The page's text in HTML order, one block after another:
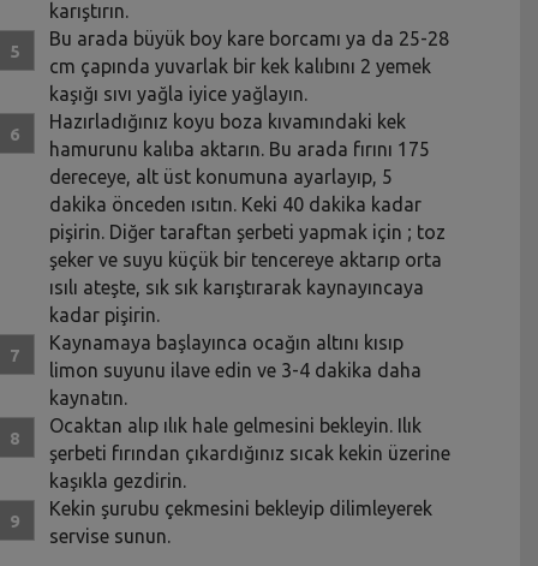
karıştırın.
Bu arada büyük boy kare borcamı ya da 25-28
cm çapında yuvarlak bir kek kalıbını 2 yemek
kaşığı sıvı yağla iyice yağlayın.
Hazırladığınız koyu boza kıvamındaki kek
hamurunu kalıba aktarın. Bu arada fırını 175
dereceye, alt üst konumuna ayarlayıp, 5
dakika önceden ısıtın. Keki 40 dakika kadar
pişirin. Diğer taraftan şerbeti yapmak için ; toz
şeker ve suyu küçük bir tencereye aktarıp orta
ısılı ateşte, sık sık karıştırarak kaynayıncaya
kadar pişirin.
Kaynamaya başlayınca ocağın altını kısıp
limon suyunu ilave edin ve 3-4 dakika daha
kaynatın.
Ocaktan alıp ılık hale gelmesini bekleyin. Ilık
şerbeti fırından çıkardığınız sıcak kekin üzerine
kaşıkla gezdirin.
Kekin şurubu çekmesini bekleyip dilimleyerek
servise sunun.